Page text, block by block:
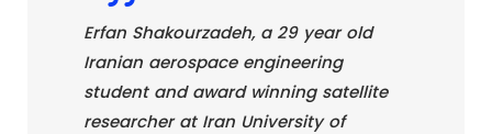
Erfan Shakourzadeh, a 29 year old
Iranian aerospace engineering
student and award winning satellite
researcher at Iran University of